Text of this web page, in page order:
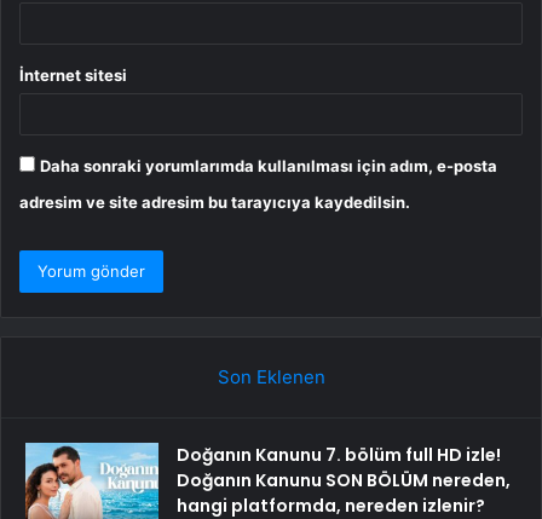
İnternet sitesi
Daha sonraki yorumlarımda kullanılması için adım, e-posta
adresim ve site adresim bu tarayıcıya kaydedilsin.
Son Eklenen
Doğanın Kanunu 7. bölüm full HD izle!
Doğanın Kanunu SON BÖLÜM nereden,
hangi platformda, nereden izlenir?